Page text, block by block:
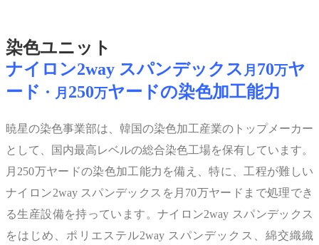
染色ユニット
ナイロン2way スパンデックス 月 70万ヤ
ード · 月 250万ヤードの染色加工能力
暁星の染色事業部は、韓国の染色加工産業のトップメーカー
として、国内最高レベルの総合染色工場を保有しています。
月250万ヤードの染色加工能力を備え、特に、工程が難しい
ナイロン2way スパンデックスを月70万ヤードまで処理でき
る生産設備を持っています。ナイロン2way スパンデックス
をはじめ、ポリエステル2way スパンデックス、綿交織織